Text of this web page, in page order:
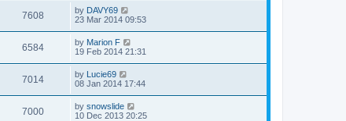
7608 by DAVY69
23 Mar 2014 09:53
6584 by Marion F
19 Feb 2014 21:31
7014 by Lucie69
08 Jan 2014 17:44
7000 by snowslide
10 Dec 2013 20:25